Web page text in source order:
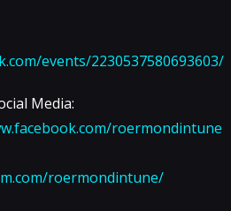
events/2230537580693603/
Media:
roermondintune
roermondintune/